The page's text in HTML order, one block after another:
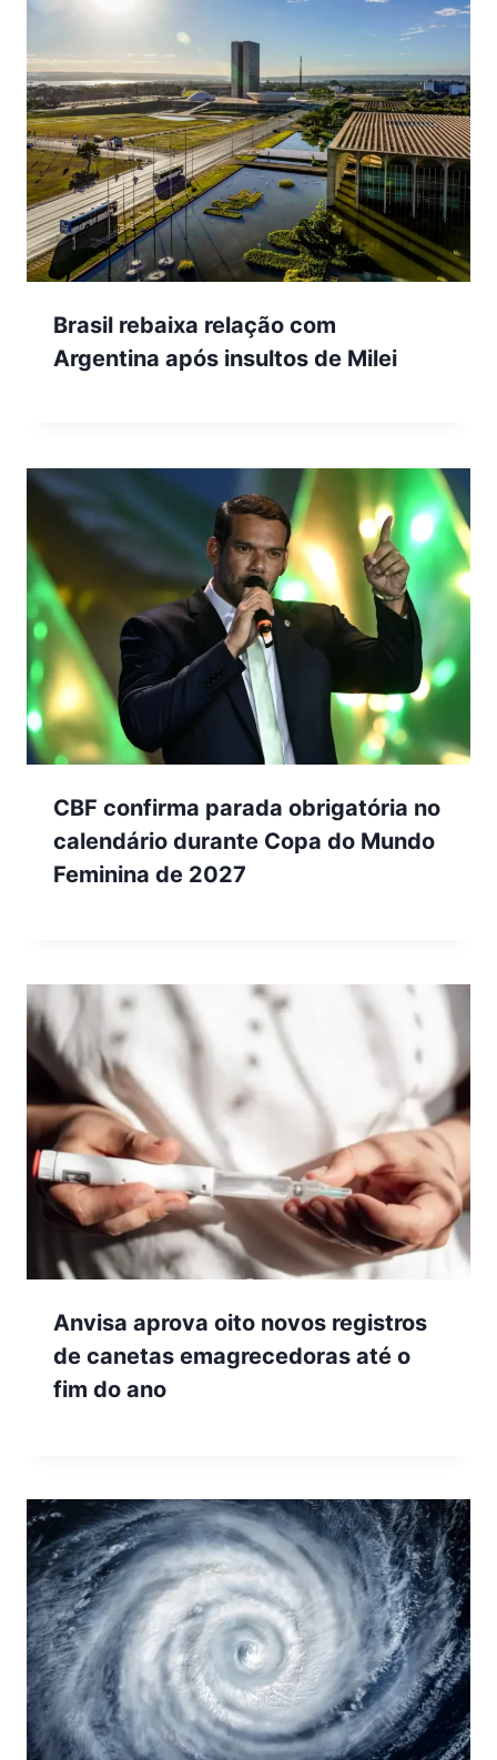
Brasil rebaixa relação com
Argentina após insultos de Milei
CBF confirma parada obrigatória no
calendário durante Copa do Mundo
Feminina de 2027
Anvisa aprova oito novos registros
de canetas emagrecedoras até o
fim do ano